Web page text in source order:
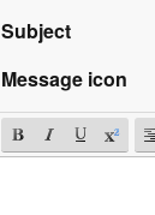
Subject
Message icon